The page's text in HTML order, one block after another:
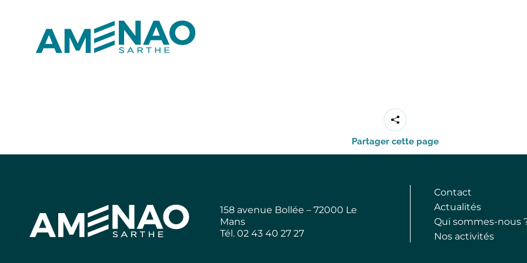
Partager cette page
158 avenue Bollée – 72000 Le
Mans
Tél. 02 43 40 27 27
Contact
Actualités
Qui sommes-nous
Nos activités